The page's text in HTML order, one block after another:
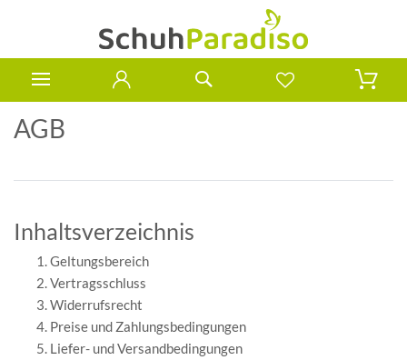
AGB
Inhaltsverzeichnis
Geltungsbereich
Vertragsschluss
Widerrufsrecht
Preise und Zahlungsbedingungen
Liefer- und Versandbedingungen